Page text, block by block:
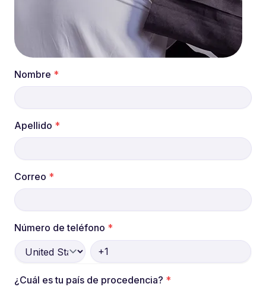
Nombre *
Apellido *
Correo *
Número de teléfono *
¿Cuál es tu país de procedencia? *